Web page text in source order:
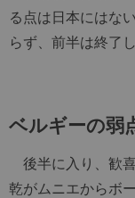
る点は日本にはな
らず、前半は終了し
ベルギーの弱
後半に入り、歓
乾がムニエからボ